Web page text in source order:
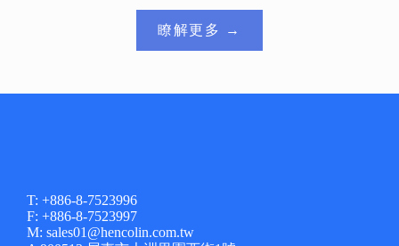
瞭解更多 →
T: +886-8-7523996
F: +886-8-7523997
M: sales01@hencolin.com.tw